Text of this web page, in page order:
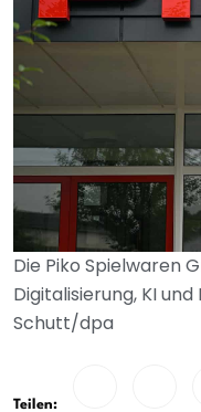
Die Piko Spielwaren
Digitalisierung, KI
Schutt/dpa
Teilen: